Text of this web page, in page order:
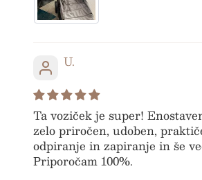
POŠTNINA
BREZPLAČNA
INOVATIVEN
VAREN,
U.
Ta voziček je super!
zelo priročen, udoben,
odpiranje in zapiranje in še
Priporočam 100%.